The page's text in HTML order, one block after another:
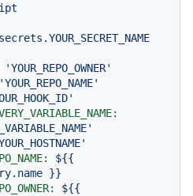
secrets.YOUR_SECRET_NAME
'YOUR_REPO_OWNER'
'YOUR_REPO_NAME'
${{
}}
${{